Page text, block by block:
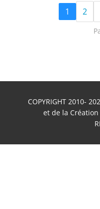
1 2
COPYRIGHT 2010-
et de la Création